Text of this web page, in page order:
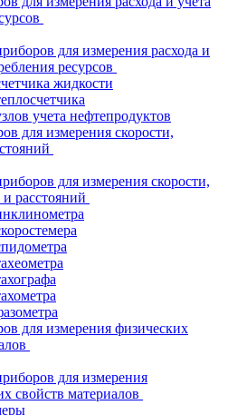
для измерения расхода и
ресурсов
жидкости
учета нефтепродуктов
для измерения скорости,
для измерения скорости,
расстояний
для измерения физических
для измерения
свойств материалов